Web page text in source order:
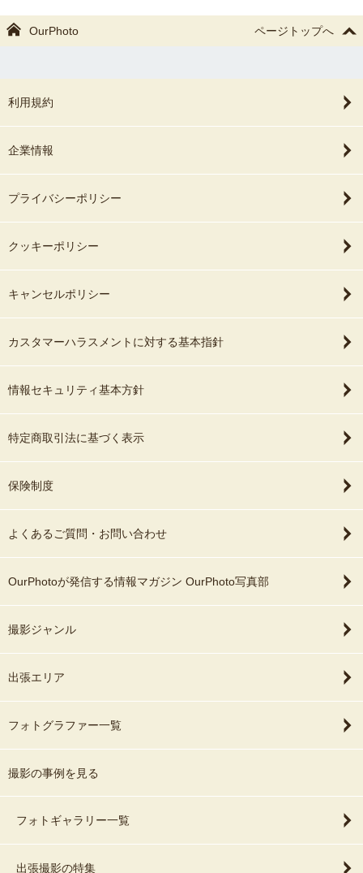
OurPhoto ページトップへ
利用規約
企業情報
プライバシーポリシー
クッキーポリシー
キャンセルポリシー
カスタマーハラスメントに対する基本指針
情報セキュリティ基本方針
特定商取引法に基づく表示
保険制度
よくあるご質問・お問い合わせ
OurPhotoが発信する情報マガジン OurPhoto写真部
撮影ジャンル
出張エリア
フォトグラファー一覧
撮影の事例を見る
フォトギャラリー一覧
出張撮影の特集